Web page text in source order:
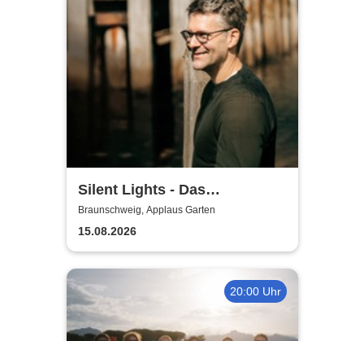
Silent Lights - Das
Mitternachtskonzert
Braunschweig, Applaus Garten
15.08.2026
20:00 Uhr